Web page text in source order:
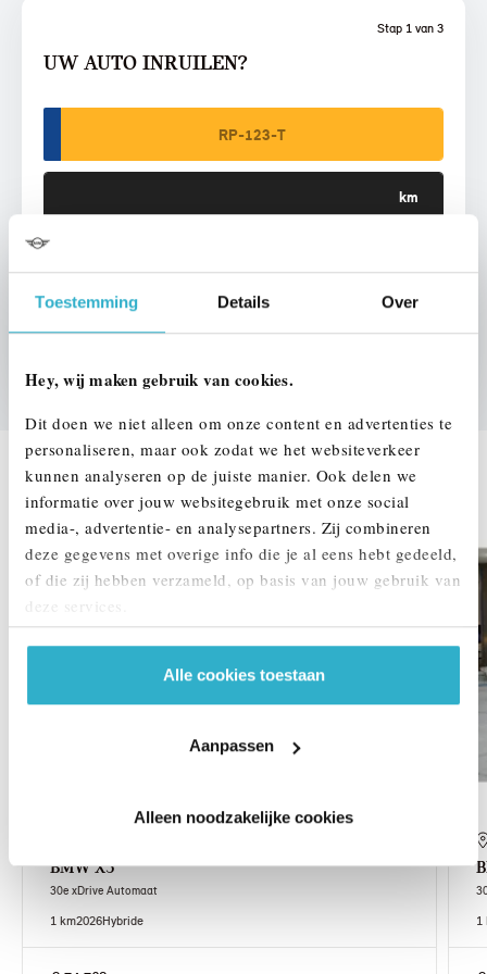
Toestemming Details Over
Hey, wij maken gebruik van cookies.
Dit doen we niet alleen om onze content en advertenties te
personaliseren, maar ook zodat we het websiteverkeer
kunnen analyseren op de juiste manier. Ook delen we
informatie over jouw websitegebruik met onze social
media-, advertentie- en analysepartners. Zij combineren
deze gegevens met overige info die je al eens hebt gedeeld,
of die zij hebben verzameld, op basis van jouw gebruik van
deze services.
Alle cookies toestaan
Aanpassen
Alleen noodzakelijke cookies
Stap 1 van 3
UW AUTO INRUILEN?
DEZE ZIJN VERGELIJKBAAR
BMW X3
30e xDrive Automaat
1 km2026Hybride 1